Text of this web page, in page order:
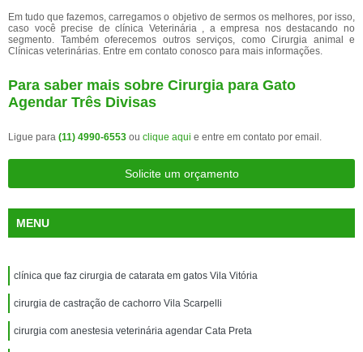
Em tudo que fazemos, carregamos o objetivo de sermos os melhores, por isso,
caso você precise de clínica Veterinária , a empresa nos destacando no
segmento. Também oferecemos outros serviços, como Cirurgia animal e
Clínicas veterinárias. Entre em contato conosco para mais informações.
Para saber mais sobre Cirurgia para Gato
Agendar Três Divisas
Ligue para (11) 4990-6553 ou clique aqui e entre em contato por email.
Solicite um orçamento
MENU
clínica que faz cirurgia de catarata em gatos Vila Vitória
cirurgia de castração de cachorro Vila Scarpelli
cirurgia com anestesia veterinária agendar Cata Preta